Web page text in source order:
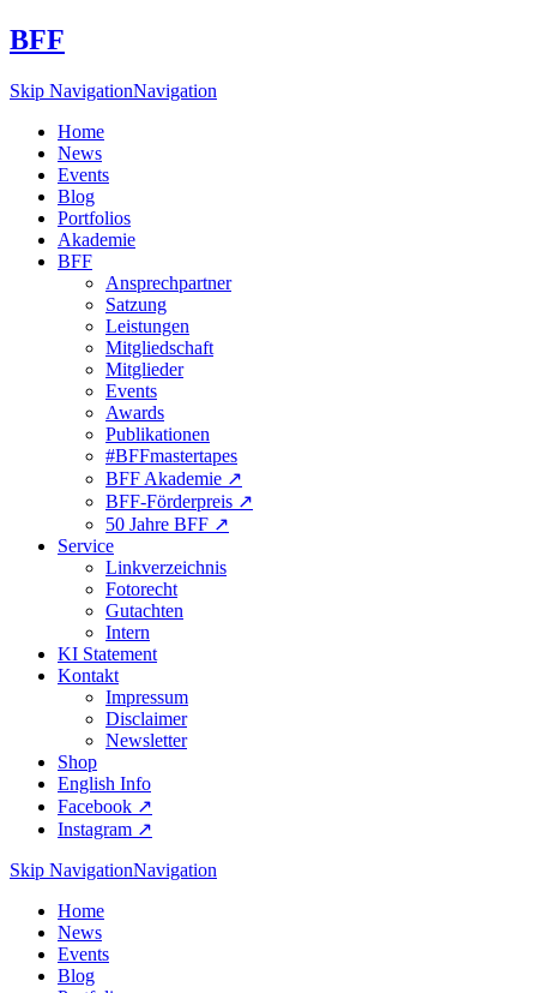
BFF
Skip NavigationNavigation
Home
News
Events
Blog
Portfolios
Akademie
BFF
Ansprechpartner
Satzung
Leistungen
Mitgliedschaft
Mitglieder
Events
Awards
Publikationen
#BFFmastertapes
BFF Akademie ↗︎
BFF-Förderpreis ↗︎
50 Jahre BFF ↗︎
Service
Linkverzeichnis
Fotorecht
Gutachten
Intern
KI Statement
Kontakt
Impressum
Disclaimer
Newsletter
Shop
English Info
Facebook ↗︎
Instagram ↗︎
Skip NavigationNavigation
Home
News
Events
Blog